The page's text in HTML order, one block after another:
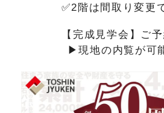
✅2階は間取り変更
【完成見学会】ご
▶現地の内覧が可